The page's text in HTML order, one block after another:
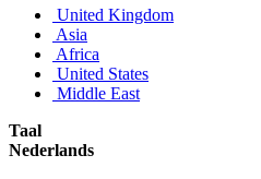
United Kingdom
Asia
Africa
United States
Middle East
Taal
Nederlands